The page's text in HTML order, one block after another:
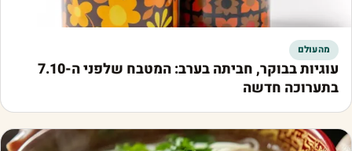
מהעולם
עוגיות בבוקר, חביתה בערב: המטבח שלפני ה-7.10
בתערוכה חדשה